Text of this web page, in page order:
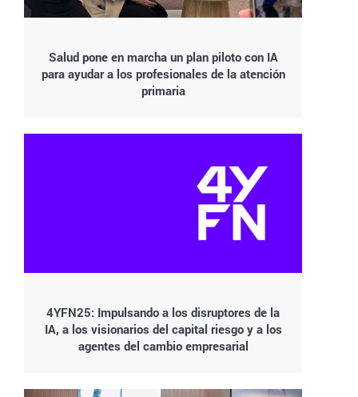
Salud pone en marcha un plan piloto con IA
para ayudar a los profesionales de la atención
primaria
4YFN25: Impulsando a los disruptores de la
IA, a los visionarios del capital riesgo y a los
agentes del cambio empresarial